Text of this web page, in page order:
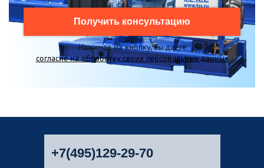
Получить консультацию
Нажимая на кнопку, вы даете
согласие на обработку своих персональных данных
+7(495)129-29-70